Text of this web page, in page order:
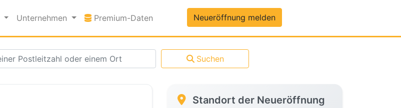
Unternehmen Premium-Daten Premium-DatenNeueröffnung melden
Suchen
Standort der Neueröffnung